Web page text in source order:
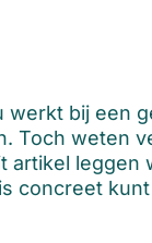
bij een
Toch weten
concreet